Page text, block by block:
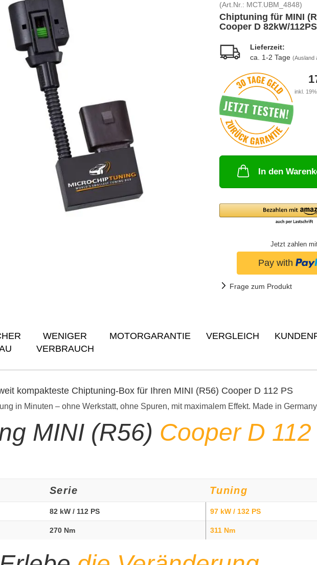
(Art.Nr.: MCT.UBM_4848)
Chiptuning für MINI
Cooper D 82kW/112PS
Lieferzeit:
ca. 1-2 Tage (Ausland
inkl.
In den
Jetzt zahlen
Frage zum Produkt
WENIGER
VERBRAUCH
MOTORGARANTIE VERGLEICH
kompakteste Chiptuning-Box für Ihren MINI (R56) Cooper D 112 PS
in Minuten – ohne Werkstatt, ohne Spuren, mit maximalem Effekt. Made in
MINI (R56) Cooper D
Serie Tuning
82 kW / 112 PS 97 kW / 132 PS
270 Nm 311 Nm